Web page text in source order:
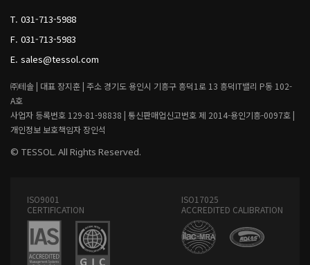
T. 031-713-5988
F. 031-713-5983
E. sales@tessol.com
㈜테솔 | 대표 장지훈 | 주소 경기도 용인시 기흥구 흥덕1로 13 흥덕IT밸리 P동 102-
A호
사업자 등록번호 129-81-98838 | 통신판매업신고번호 제 2014-용인기흥-0097호 |
개인정보 보호책임자 장인석
© TESSOL. All Rights Reserved.
ISO9001
CERTIFICATION
ISO17025
ACCREDITED CALIBRATION